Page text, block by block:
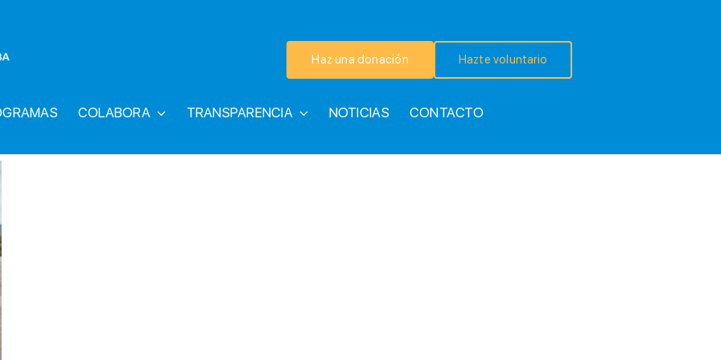
Haz una donación Hazte voluntario
COLABORA TRANSPARENCIA NOTICIAS CONTACTO